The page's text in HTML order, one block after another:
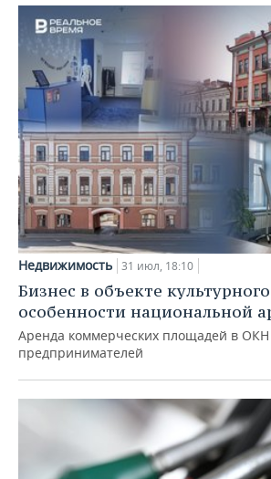
Недвижимость 31 июл, 18:10
Бизнес в объекте
особенности национальной
Аренда коммерческих площадей в ОКН
предпринимателей